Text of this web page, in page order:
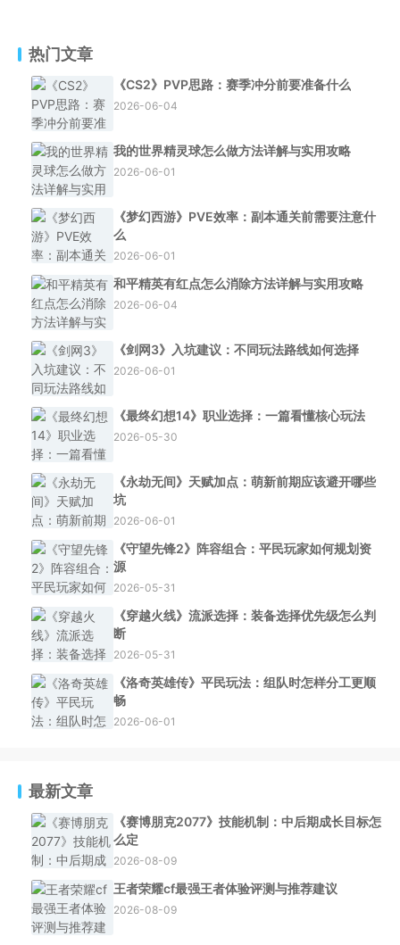
热门文章
《CS2》PVP思路：赛季冲分前要准备什么
2026-06-04
我的世界精灵球怎么做方法详解与实用攻略
2026-06-01
《梦幻西游》PVE效率：副本通关前需要注意什
么
2026-06-01
和平精英有红点怎么消除方法详解与实用攻略
2026-06-04
《剑网3》入坑建议：不同玩法路线如何选择
2026-06-01
《最终幻想14》职业选择：一篇看懂核心玩法
2026-05-30
《永劫无间》天赋加点：萌新前期应该避开哪些
坑
2026-06-01
《守望先锋2》阵容组合：平民玩家如何规划资
源
2026-05-31
《穿越火线》流派选择：装备选择优先级怎么判
断
2026-05-31
《洛奇英雄传》平民玩法：组队时怎样分工更顺
畅
2026-06-01
最新文章
《赛博朋克2077》技能机制：中后期成长目标怎
么定
2026-08-09
王者荣耀cf最强王者体验评测与推荐建议
2026-08-09